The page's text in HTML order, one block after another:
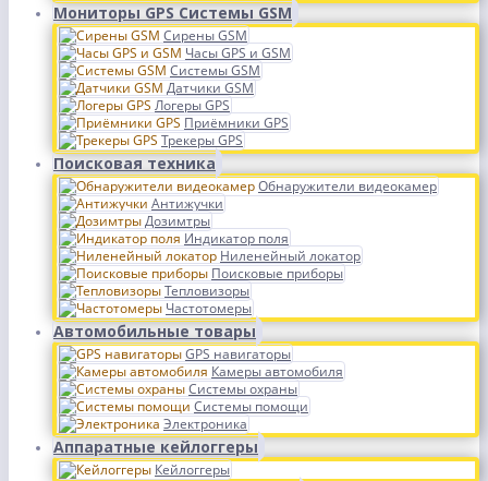
Мониторы GPS Системы GSM
Сирены GSM
Часы GPS и GSM
Системы GSM
Датчики GSM
Логеры GPS
Приёмники GPS
Трекеры GPS
Поисковая техника
Обнаружители видеокамер
Антижучки
Дозимтры
Индикатор поля
Ниленейный локатор
Поисковые приборы
Тепловизоры
Частотомеры
Автомобильные товары
GPS навигаторы
Камеры автомобиля
Системы охраны
Системы помощи
Электроника
Аппаратные кейлоггеры
Кейлоггеры